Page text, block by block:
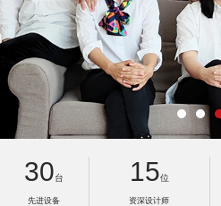
30台
先进设备
15位
资深设计师